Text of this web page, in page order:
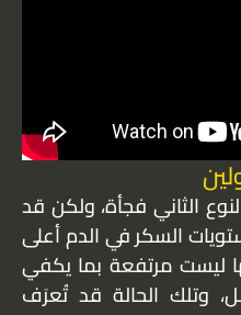
الثاني فجأة، ولكن قد
السكر في الدم أعلى
ليست مرتفعة بما يكفي
وتلك الحالة قد تُعرَف